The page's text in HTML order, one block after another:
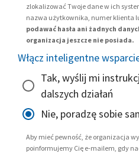
zlokalizować Twoje dane w ich
nazwa użytkownika, numer klienta
podawać hasła ani żadnych
organizacja jeszcze nie posiada.
Włącz inteligentne
Tak, wyślij mi
dalszych działań
Nie, poradzę sobie
Aby mieć pewność, że organizacja
poinformujemy Cię e-mailem, gdy